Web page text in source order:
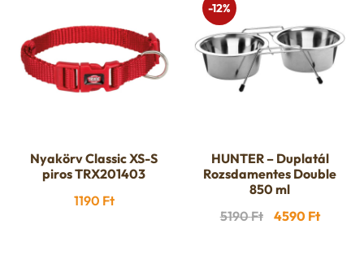
ki
Nyakörv Classic XS-S
piros TRX201403
1190 Ft
-12%
HUNTER – Duplatál
Rozsdamentes Double
850 ml
5190Ft Original
4590 Ft